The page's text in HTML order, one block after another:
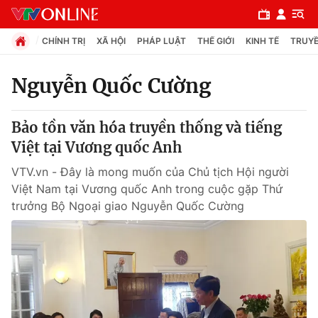
Chuyên mục
Chính trị
Xã hội
Pháp luật
Y tế
Thế giới
CHÍNH TRỊ XÃ HỘI PHÁP LUẬT THẾ GIỚI KINH TẾ
Nguyễn Quốc Cường
Bảo tồn văn hóa truyền thống và tiếng
Việt tại Vương quốc Anh
VTV.vn - Đây là mong muốn của Chủ tịch Hội người
Việt Nam tại Vương quốc Anh trong cuộc gặp Thứ
trưởng Bộ Ngoại giao Nguyễn Quốc Cường